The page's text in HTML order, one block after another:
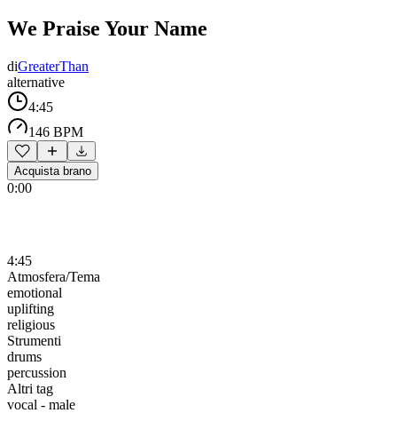
We Praise Your Name
diGreaterThan
alternative
4:45
146 BPM
Acquista brano
0:00
4:45
Atmosfera/Tema
emotional
uplifting
religious
Strumenti
drums
percussion
Altri tag
vocal - male